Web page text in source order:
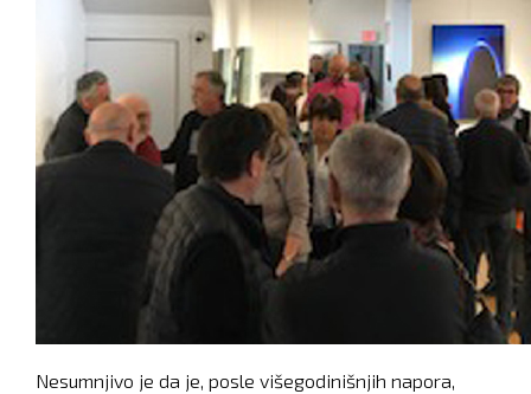
Nesumnjivo je da je, posle višegodinišnjih napora,